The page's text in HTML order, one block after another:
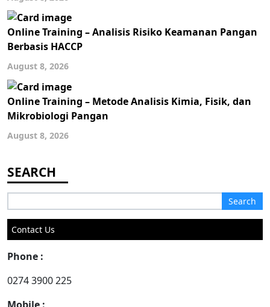
Online Training – Analisis Risiko Keamanan Pangan
Berbasis HACCP
August 8, 2026
Online Training – Metode Analisis Kimia, Fisik, dan
Mikrobiologi Pangan
August 8, 2026
for:
Contact Us
Phone :
0274 3900 225